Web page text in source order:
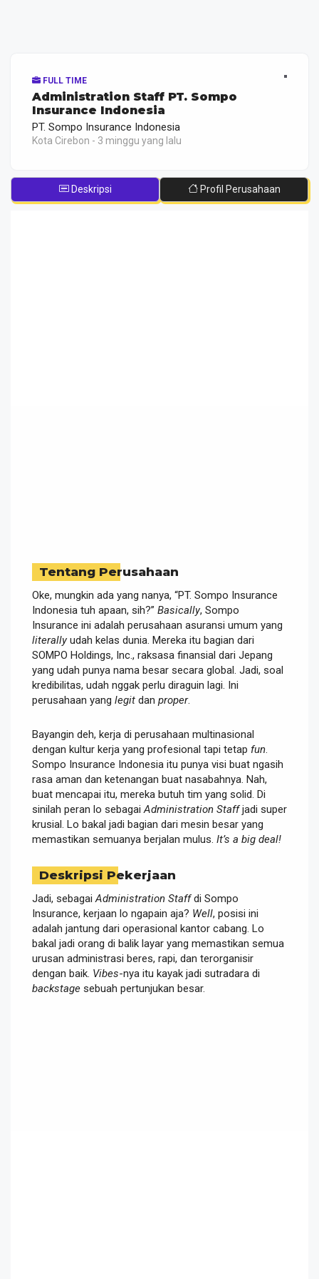
FULL TIME
Administration Staff PT. Sompo
Insurance Indonesia
PT. Sompo Insurance Indonesia
Kota Cirebon - 3 minggu yang lalu
Deskripsi Profil Perusahaan
Tentang Perusahaan
Oke, mungkin ada yang nanya, “PT. Sompo Insurance
Indonesia tuh apaan, sih?” Basically, Sompo
Insurance ini adalah perusahaan asuransi umum yang
literallyudah kelas dunia. Mereka itu bagian dari
SOMPO Holdings, Inc., raksasa finansial dari Jepang
yang udah punya nama besar secara global. Jadi, soal
kredibilitas, udah nggak perlu diraguin lagi. Ini
perusahaan yang legit dan proper.
Bayangin deh, kerja di perusahaan multinasional
dengan kultur kerja yang profesional tapi tetap fun
Sompo Insurance Indonesia itu punya visi buat ngasih
rasa aman dan ketenangan buat nasabahnya. Nah,
buat mencapai itu, mereka butuh tim yang solid. Di
sinilah peran lo sebagai Administration Staffjadi super
krusial. Lo bakal jadi bagian dari mesin besar yang
memastikan semuanya berjalan mulus. It’s a big deal!
Deskripsi Pekerjaan
Jadi, sebagai Administration Staffdi Sompo
Insurance, kerjaan lo ngapain aja? Well, posisi ini
adalah jantung dari operasional kantor cabang. Lo
bakal jadi orang di balik layar yang memastikan semua
urusan administrasi beres, rapi, dan terorganisir
dengan baik. Vibes-nya itu kayak jadi sutradara di
backstage sebuah pertunjukan besar.